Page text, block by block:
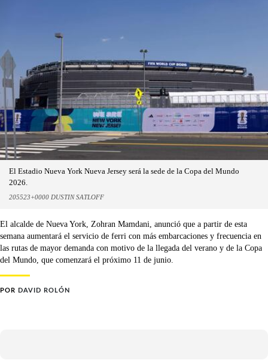
El Estadio Nueva York Nueva Jersey será la sede de la Copa del Mundo
2026.
205523+0000 DUSTIN SATLOFF
El alcalde de Nueva York, Zohran Mamdani, anunció que a partir de esta
semana aumentará el servicio de ferri con más embarcaciones y frecuencia en
las rutas de mayor demanda con motivo de la llegada del verano y de la Copa
del Mundo, que comenzará el próximo 11 de junio.
POR DAVID ROLÓN